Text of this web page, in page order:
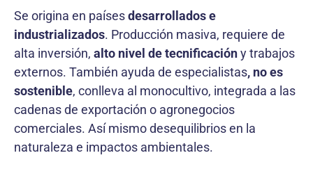
Se origina en paísesdesarrollados e
industrializados. Producción masiva, requiere de
alta inversión, alto nivel de tecnificacióny trabajos
externos. También ayuda de especialistas, no es
sostenible, conlleva al monocultivo, integrada a las
cadenas de exportación o agronegocios
comerciales. Así mismo desequilibrios en la
naturaleza e impactos ambientales.